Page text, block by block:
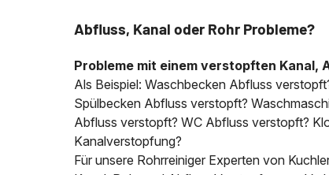
Abfluss, Kanal oder Rohr Probleme?
Probleme mit einem verstopften Kanal,
Als Beispiel: Waschbecken Abfluss
Spülbecken Abfluss verstopft?
Abfluss verstopft? WC Abfluss verstopft?
Kanalverstopfung?
Für unsere Rohrreiniger Experten von